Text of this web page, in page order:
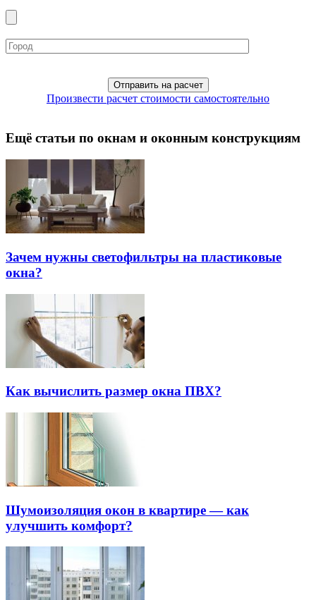
Произвести расчет стоимости самостоятельно
Ещё статьи по окнам и оконным конструкциям
Зачем нужны светофильтры на пластиковые
окна?
Как вычислить размер окна ПВХ?
Шумоизоляция окон в квартире — как
улучшить комфорт?